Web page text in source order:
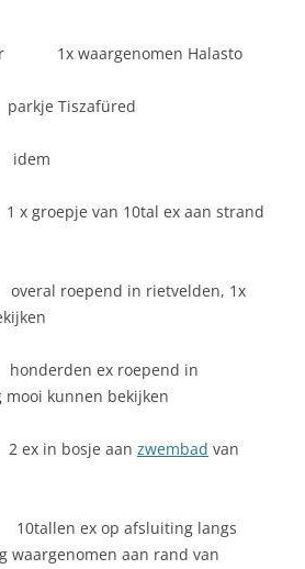
1x waargenomen Halasto
Tiszafüred
van 10tal ex aan strand
roepend in rietvelden, 1x
ex roepend in
kunnen bekijken
in bosje aan zwembad van
ex op afsluiting langs
waargenomen aan rand van